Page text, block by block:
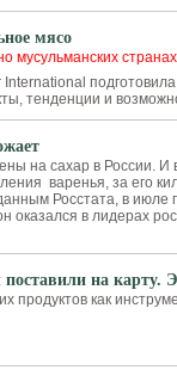
мясо
мусульманских странах
тенденции и
на сахар в России. И
варенья, за его
Росстата, в июле
оказался в лидерах
на карту.
продуктов как